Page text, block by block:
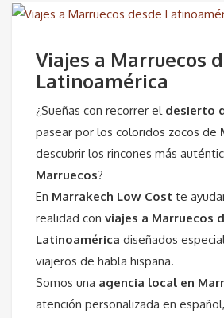
Viajes a Marruecos
Latinoamérica
¿Sueñas con recorrer el desierto
pasear por los coloridos zocos de
descubrir los rincones más
Marruecos?
En Marrakech Low Cost te
realidad con viajes a Marruecos
Latinoamérica diseñados
viajeros de habla hispana.
Somos una agencia local en
atención personalizada en